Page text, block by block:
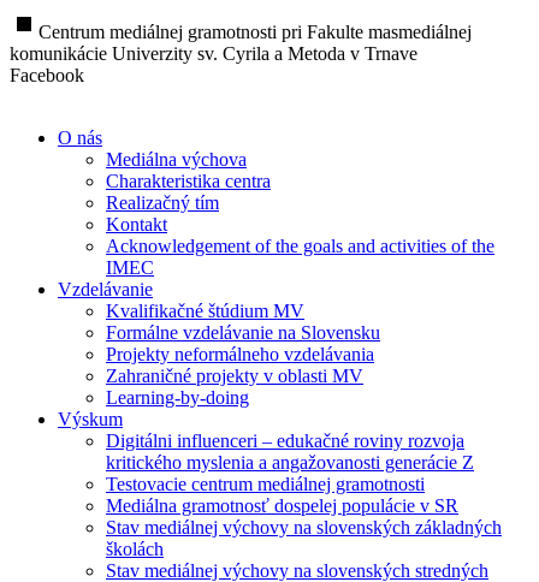
stop Centrum mediálnej gramotnosti pri Fakulte masmediálnej
komunikácie Univerzity sv. Cyrila a Metoda v Trnave
Facebook
O nás
Mediálna výchova
Charakteristika centra
Realizačný tím
Kontakt
Acknowledgement of the goals and activities of the
IMEC
Vzdelávanie
Kvalifikačné štúdium MV
Formálne vzdelávanie na Slovensku
Projekty neformálneho vzdelávania
Zahraničné projekty v oblasti MV
Learning-by-doing
Výskum
Digitálni influenceri – edukačné roviny rozvoja
kritického myslenia a angažovanosti generácie Z
Testovacie centrum mediálnej gramotnosti
Mediálna gramotnosť dospelej populácie v SR
Stav mediálnej výchovy na slovenských základných
školách
Stav mediálnej výchovy na slovenských stredných